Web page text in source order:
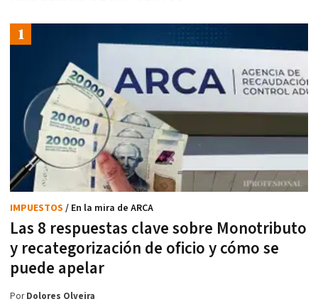
Las 8 respuestas clave sobre Monotributo
y recategorización de oficio y cómo se
puede apelar
IMPUESTOS / En la mira de ARCA
PorDolores Olveira